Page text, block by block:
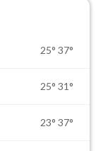
25° 37°
25° 31°
23° 37°